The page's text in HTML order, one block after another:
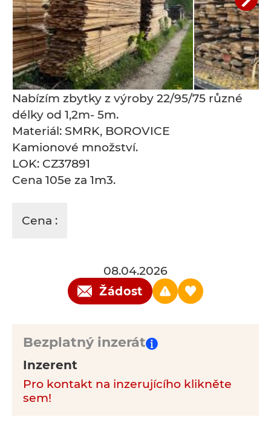
Nabízím zbytky z výroby 22/95/75 různé
délky od 1,2m- 5m.
Materiál: SMRK, BOROVICE
Kamionové množství.
LOK: CZ37891
Cena 105e za 1m3.
Cena :
08.04.2026
Žádost
Bezplatný inzerát
Inzerent
Pro kontakt na inzerujícího klikněte
sem!